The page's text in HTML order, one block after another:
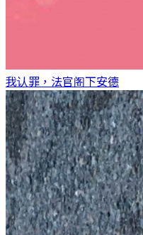
我认罪，法官阁下安德